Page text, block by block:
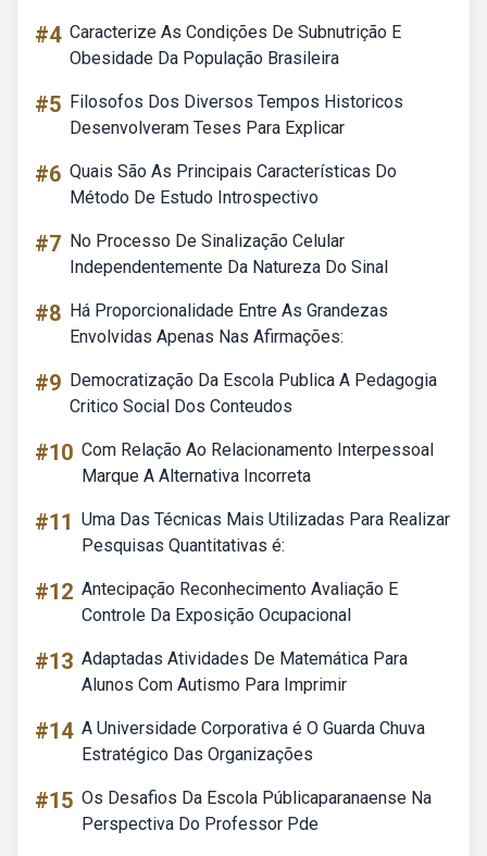
#4 Caracterize As Condições De Subnutrição E
Obesidade Da População Brasileira
#5 Filosofos Dos Diversos Tempos Historicos
Desenvolveram Teses Para Explicar
#6 Quais São As Principais Características Do
Método De Estudo Introspectivo
#7 No Processo De Sinalização Celular
Independentemente Da Natureza Do Sinal
#8 Há Proporcionalidade Entre As Grandezas
Envolvidas Apenas Nas Afirmações:
#9 Democratização Da Escola Publica A Pedagogia
Critico Social Dos Conteudos
#10 Com Relação Ao Relacionamento Interpessoal
Marque A Alternativa Incorreta
#11 Uma Das Técnicas Mais Utilizadas Para Realizar
Pesquisas Quantitativas é:
#12 Antecipação Reconhecimento Avaliação E
Controle Da Exposição Ocupacional
#13 Adaptadas Atividades De Matemática Para
Alunos Com Autismo Para Imprimir
#14 A Universidade Corporativa é O Guarda Chuva
Estratégico Das Organizações
#15 Os Desafios Da Escola Públicaparanaense Na
Perspectiva Do Professor Pde